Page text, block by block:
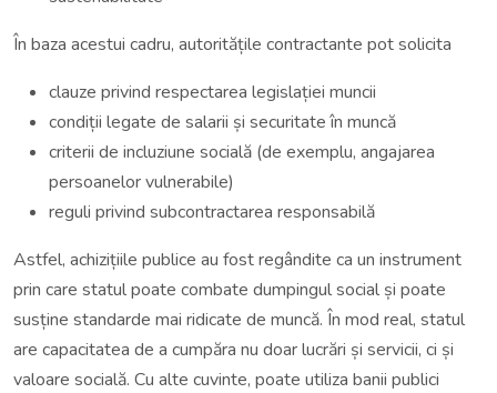
În baza acestui cadru, autoritățile contractante pot solicita
clauze privind respectarea legislației muncii
condiții legate de salarii și securitate în muncă
criterii de incluziune socială (de exemplu, angajarea
persoanelor vulnerabile)
reguli privind subcontractarea responsabilă
Astfel, achizițiile publice au fost regândite ca un instrument
prin care statul poate combate dumpingul social și poate
susține standarde mai ridicate de muncă. În mod real, statul
are capacitatea de a cumpăra nu doar lucrări și servicii, ci și
valoare socială. Cu alte cuvinte, poate utiliza banii publici